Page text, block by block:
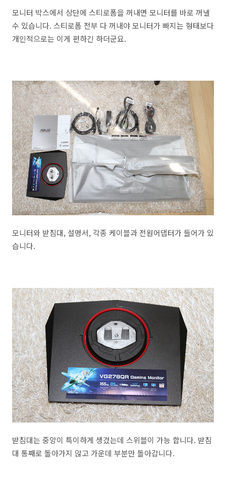
모니터 박스에서 상단에 스티로폼을 꺼내면 모니터를 바로 꺼낼
수 있습니다. 스티로폼 전부 다 꺼내야 모니터가 빠지는 형태보다
개인적으로는 이게 편하긴 하더군요.
모니터와 받침대, 설명서, 각종 케이블과 전원어댑터가 들어가 있
습니다.
받침대는 중앙이 특이하게 생겼는데 스위블이 가능 합니다. 받침
대 통째로 돌아가지 않고 가운데 부분만 돌아갑니다.